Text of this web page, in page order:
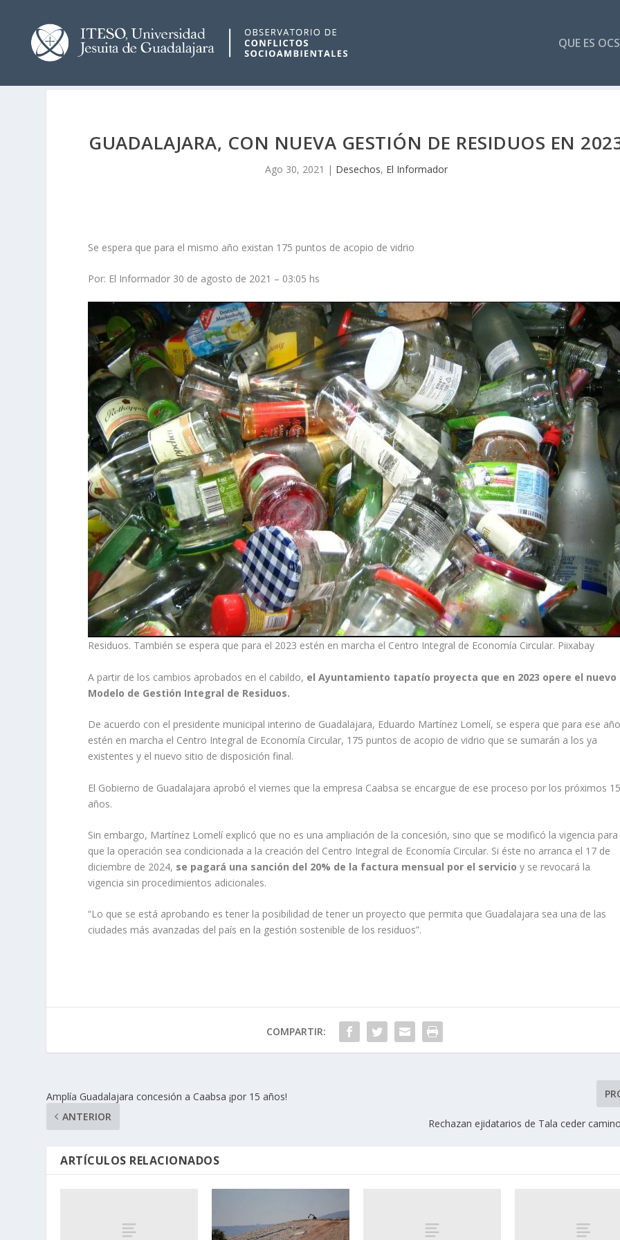
QUE ES
GUADALAJARA, CON NUEVA GESTIÓN DE RESIDUOS EN
Ago 30, 2021 | Desechos, El Informador
Se espera que para el mismo año existan 175 puntos de acopio de vidrio
Por: El Informador 30 de agosto de 2021 – 03:05 hs
Residuos. También se espera que para el 2023 estén en marcha el Centro Integral de Economía Circular. Piixabay
A partir de los cambios aprobados en el cabildo, el Ayuntamiento tapatío proyecta que en 2023 opere el nuevo
Modelo de Gestión Integral de Residuos.
De acuerdo con el presidente municipal interino de Guadalajara, Eduardo Martínez Lomelí, se espera que para ese
estén en marcha el Centro Integral de Economía Circular, 175 puntos de acopio de vidrio que se sumarán a los ya
existentes y el nuevo sitio de disposición final.
El Gobierno de Guadalajara aprobó el viernes que la empresa Caabsa se encargue de ese proceso por los próximos
años.
Sin embargo, Martínez Lomelí explicó que no es una ampliación de la concesión, sino que se modificó la vigencia para
que la operación sea condicionada a la creación del Centro Integral de Economía Circular. Si éste no arranca el 17 de
diciembre de 2024, se pagará una sanción del 20% de la factura mensual por el servicio y se revocará la
vigencia sin procedimientos adicionales.
“Lo que se está aprobando es tener la posibilidad de tener un proyecto que permita que Guadalajara sea una de las
ciudades más avanzadas del país en la gestión sostenible de los residuos”.
COMPARTIR:
Amplía Guadalajara concesión a Caabsa ¡por 15 años!
ANTERIOR
Rechazan ejidatarios de Tala ceder
ARTÍCULOS RELACIONADOS